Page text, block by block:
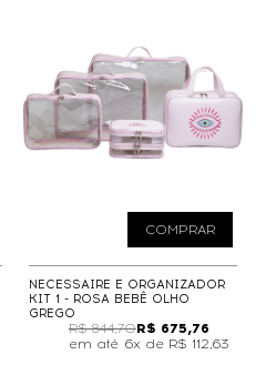
COMPRAR
NECESSAIRE E ORGANIZADOR
KIT 1 - ROSA BEBÊ OLHO
GREGO
R$ 844,70R$ 675,76
6x de R$ 112,63